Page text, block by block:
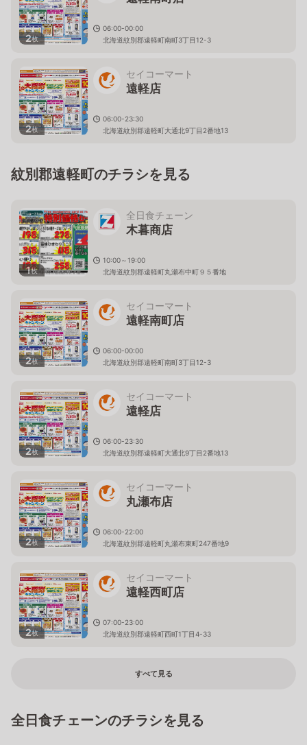
2枚
06:00-00:00
北海道紋別郡遠軽町南町3丁目12-3
2枚
セイコーマート
遠軽店
06:00-23:30
北海道紋別郡遠軽町大通北9丁目2番地13
紋別郡遠軽町のチラシを見る
1枚
全日食チェーン
木暮商店
10:00～19:00
北海道紋別郡遠軽町丸瀬布中町９５番地
2枚
セイコーマート
遠軽南町店
06:00-00:00
北海道紋別郡遠軽町南町3丁目12-3
2枚
セイコーマート
遠軽店
06:00-23:30
北海道紋別郡遠軽町大通北9丁目2番地13
2枚
セイコーマート
丸瀬布店
06:00-22:00
北海道紋別郡遠軽町丸瀬布東町247番地9
2枚
セイコーマート
遠軽西町店
07:00-23:00
北海道紋別郡遠軽町西町1丁目4-33
すべて見る
全日食チェーンのチラシを見る